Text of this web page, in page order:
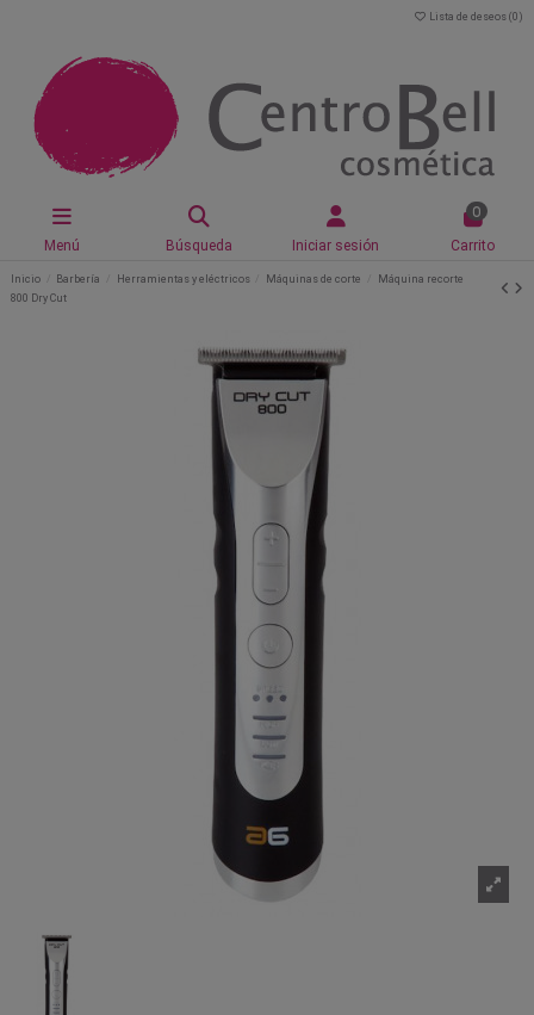
Lista de deseos (0 )
Menú Búsqueda Iniciar sesión
0
Carrito
Inicio Barbería Herramientas y eléctricos Máquinas de corte
Máquina recorte
800 Dry Cut